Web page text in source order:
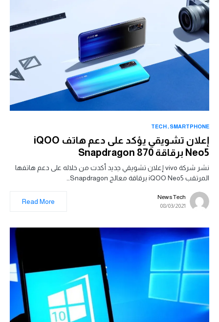
SMARTPHONE
TECH
إعلان تشويقي يؤكد على دعم هاتف iQOO
Neo5 برقاقة Snapdragon 870
نشر شركة vivo إعلان تشويقي جديد أكدت من خلاله على دعم هاتفها
المرتقب iQOO Neo5 برقاقة معالج Snapdragon…
News Tech
08/03/2021
Read More